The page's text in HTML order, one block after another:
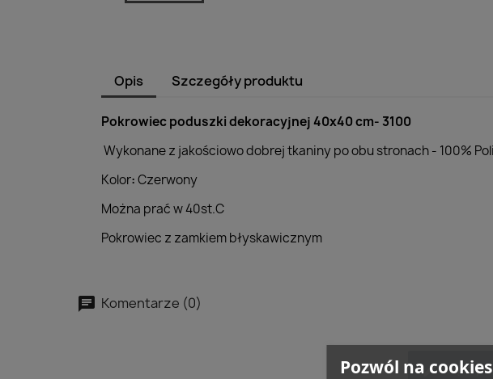
Opis Szczegóły produktu
Pokrowiec poduszki dekoracyjnej 40x40 cm- 3100
Wykonane z jakościowo dobrej tkaniny po obu stronach - 100%
Kolor:Czerwony
Można prać w 40st.C
Pokrowiec z zamkiem błyskawicznym
Komentarze (0)
Bądź
Pozwól na cookies